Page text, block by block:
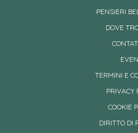
PENSIERI
DOVE
TERMINI E
PRIVACY
COOKIE
DIRITTO DI